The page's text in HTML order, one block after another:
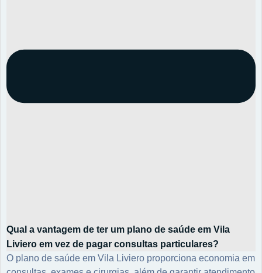
Qual a vantagem de ter um plano de saúde em Vila
Liviero em vez de pagar consultas particulares?
O plano de saúde em Vila Liviero proporciona economia em